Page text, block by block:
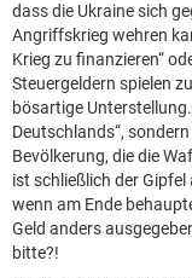
dass die Ukraine sich
Angriffskrieg wehren
Krieg zu finanzieren“
Steuergeldern spielen
bösartige
Deutschlands“,
Bevölkerung, die die
ist schließlich der
wenn am Ende
Geld anders
bitte?!